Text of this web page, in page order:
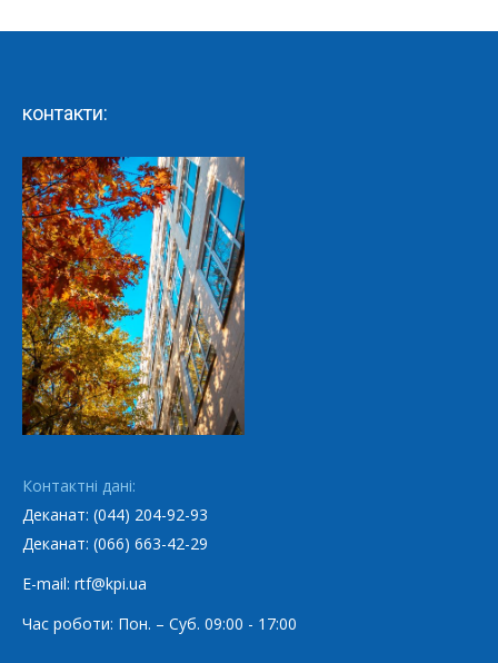
контакти:
Контактні дані:
Деканат: (044) 204-92-93
Деканат: (066) 663-42-29
E-mail: rtf@kpi.ua
Час роботи: Пон. – Суб. 09:00 - 17:00